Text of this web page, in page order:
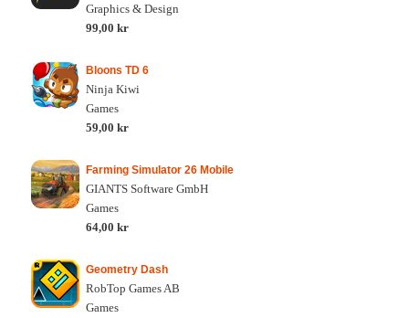
Graphics & Design
99,00 kr
Bloons TD 6
Ninja Kiwi
Games
59,00 kr
Farming Simulator 26 Mobile
GIANTS Software GmbH
Games
64,00 kr
Geometry Dash
RobTop Games AB
Games